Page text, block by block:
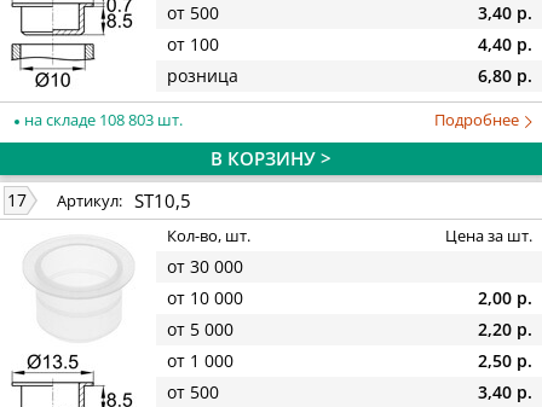
от 500
3,40 р.
от 100
4,40 р.
розница
6,80 р.
на складе 108 803 шт. Подробнее
В КОРЗИНУ >
17 Артикул: ST10,5
Кол-во, шт. Цена за шт.
от 30 000
от 10 000
2,00 р.
от 5 000
2,20 р.
от 1 000
2,50 р.
от 500
3,40 р.